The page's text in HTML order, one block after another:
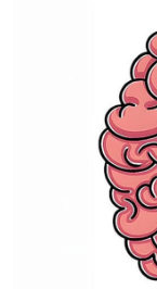
Muat turun
Lelaki